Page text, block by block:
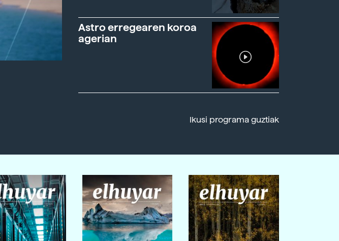
Astro erregearen koroa
agerian
Ikusi programa guztiak